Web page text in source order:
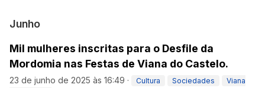
Junho
Mil mulheres inscritas para o Desfile da
Mordomia nas Festas de Viana do Castelo.
23 de junho de 2025 às 16:49 · Cultura Sociedades
Viana